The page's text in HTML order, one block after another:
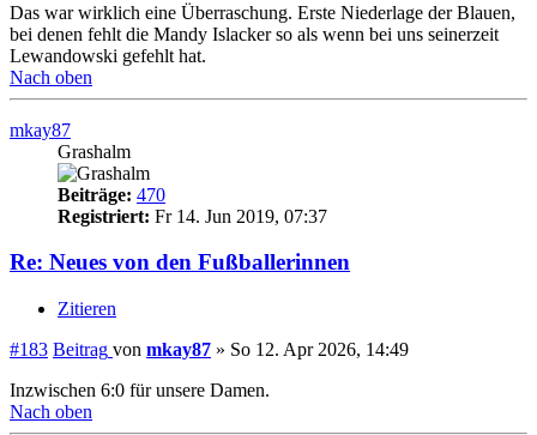
Das war wirklich eine Überraschung. Erste Niederlage der Blauen,
bei denen fehlt die Mandy Islacker so als wenn bei uns seinerzeit
Lewandowski gefehlt hat.
Nach oben
mkay87
Grashalm
Beiträge: 470
Registriert: Fr 14. Jun 2019, 07:37
Re: Neues von den Fußballerinnen
Zitieren
#183 Beitrag von mkay87 » So 12. Apr 2026, 14:49
Inzwischen 6:0 für unsere Damen.
Nach oben